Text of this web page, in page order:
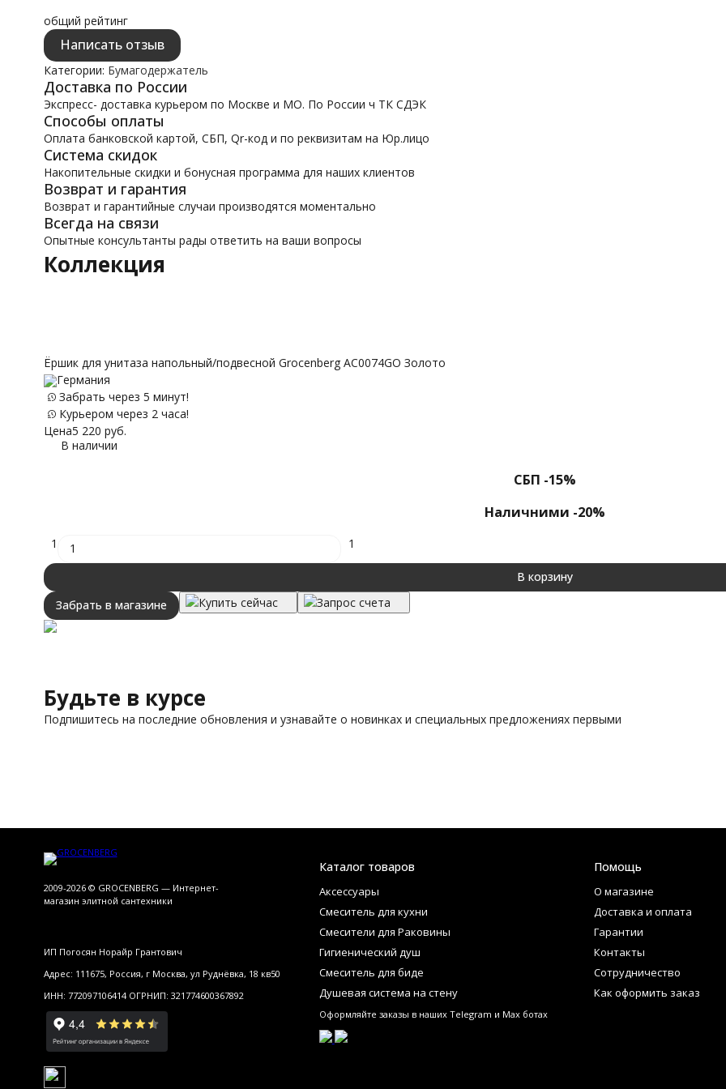
общий рейтинг
Написать отзыв
Категории: Бумагодержатель
Доставка по России
Экспресс- доставка курьером по Москве и МО. По России ч ТК СДЭК
Способы оплаты
Оплата банковской картой, СБП, Qr-код и по реквизитам на Юр.лицо
Система скидок
Накопительные скидки и бонусная программа для наших клиентов
Возврат и гарантия
Возврат и гарантийные случаи производятся моментально
Всегда на связи
Опытные консультанты рады ответить на ваши вопросы
Коллекция
Ёршик для унитаза напольный/подвесной Grocenberg AC0074GO Золото
Германия
Забрать через 5 минут!
Курьером через 2 часа!
Цена5 220 руб.
В наличии
СБП -15%
Наличними -20%
1 1
В корзину
Забрать в магазине
Купить сейчас Запрос счета
Будьте в курсе
Подпишитесь на последние обновления и узнавайте о новинках и специальных предложениях первыми
2009-2026 © GROCENBERG — Интернет-
магазин элитной сантехники
ИП Погосян Норайр Грантович
Адрес: 111675, Россия, г Москва, ул Руднёвка, 18 кв50
ИНН: 772097106414 ОГРНИП: 321774600367892
Каталог товаров
Аксессуары
Смеситель для кухни
Смесители для Раковины
Гигиенический душ
Смеситель для биде
Душевая система на стену
Помощь
О магазине
Доставка и оплата
Гарантии
Контакты
Сотрудничество
Как оформить заказ
Оформляйте заказы в наших Telegram и Max ботах